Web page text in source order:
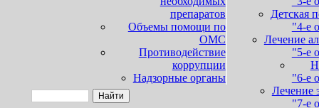
Детская
"4-е
Лечение
"5-е
"6-е
Лечение
"7-е
препаратов
Объемы помощи по
ОМС
Противодействие
коррупции
Надзорные органы